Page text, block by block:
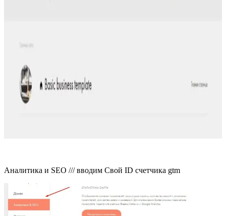
Аналитика и SEO /// вводим Свой ID счетчика gtm